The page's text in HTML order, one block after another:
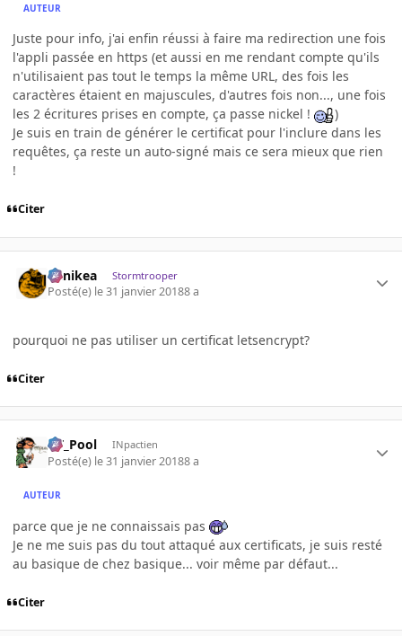
AUTEUR
Juste pour info, j'ai enfin réussi à faire ma redirection une fois
l'appli passée en https (et aussi en me rendant compte qu'ils
n'utilisaient pas tout le temps la même URL, des fois les
caractères étaient en majuscules, d'autres fois non..., une fois
les 2 écritures prises en compte, ça passe nickel !
)
Je suis en train de générer le certificat pour l'inclure dans les
requêtes, ça reste un auto-signé mais ce sera mieux que rien
!
Citer
Minikea Stormtrooper
Posté(e) le 31 janvier 20188 a
pourquoi ne pas utiliser un certificat letsencrypt?
Citer
DT_Pool INpactien
Posté(e) le 31 janvier 20188 a
AUTEUR
parce que je ne connaissais pas
Je ne me suis pas du tout attaqué aux certificats, je suis resté
au basique de chez basique... voir même par défaut...
Citer